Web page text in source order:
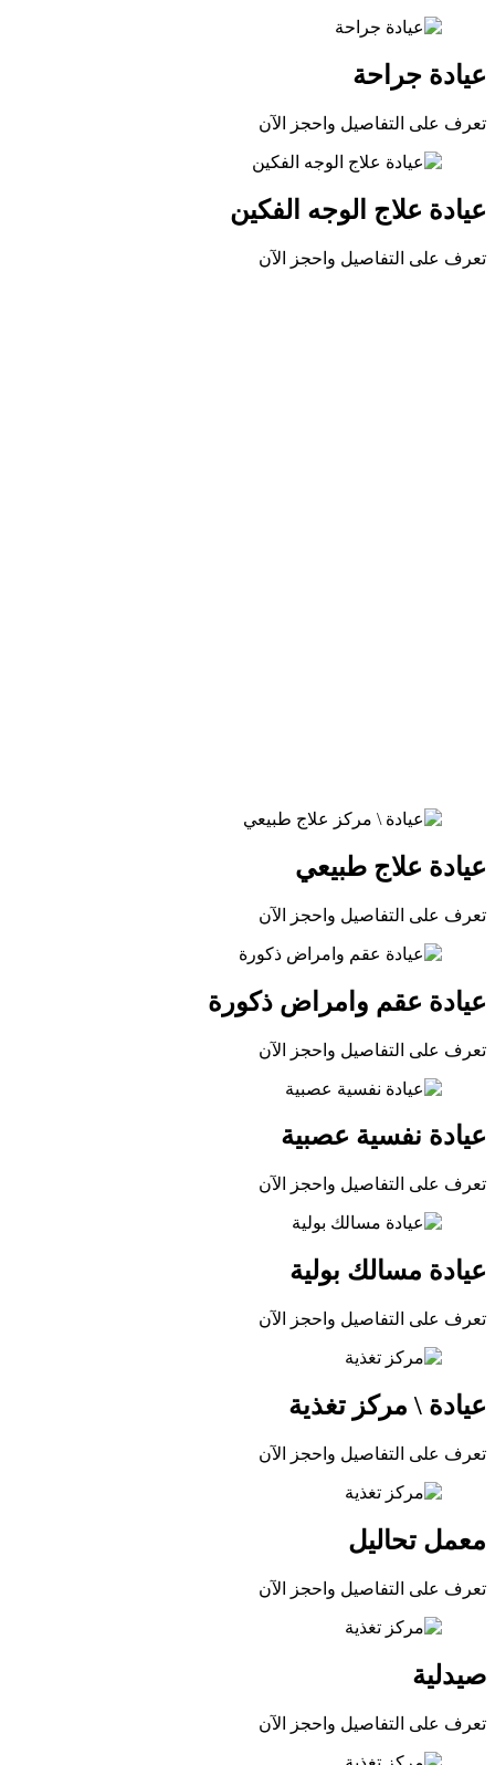
عيادة جراحة
تعرف على التفاصيل واحجز الآن
عيادة علاج الوجه الفكين
تعرف على التفاصيل واحجز الآن
عيادة علاج طبيعي
تعرف على التفاصيل واحجز الآن
عيادة عقم وامراض ذكورة
تعرف على التفاصيل واحجز الآن
عيادة نفسية عصبية
تعرف على التفاصيل واحجز الآن
عيادة مسالك بولية
تعرف على التفاصيل واحجز الآن
عيادة \ مركز تغذية
تعرف على التفاصيل واحجز الآن
معمل تحاليل
تعرف على التفاصيل واحجز الآن
صيدلية
تعرف على التفاصيل واحجز الآن